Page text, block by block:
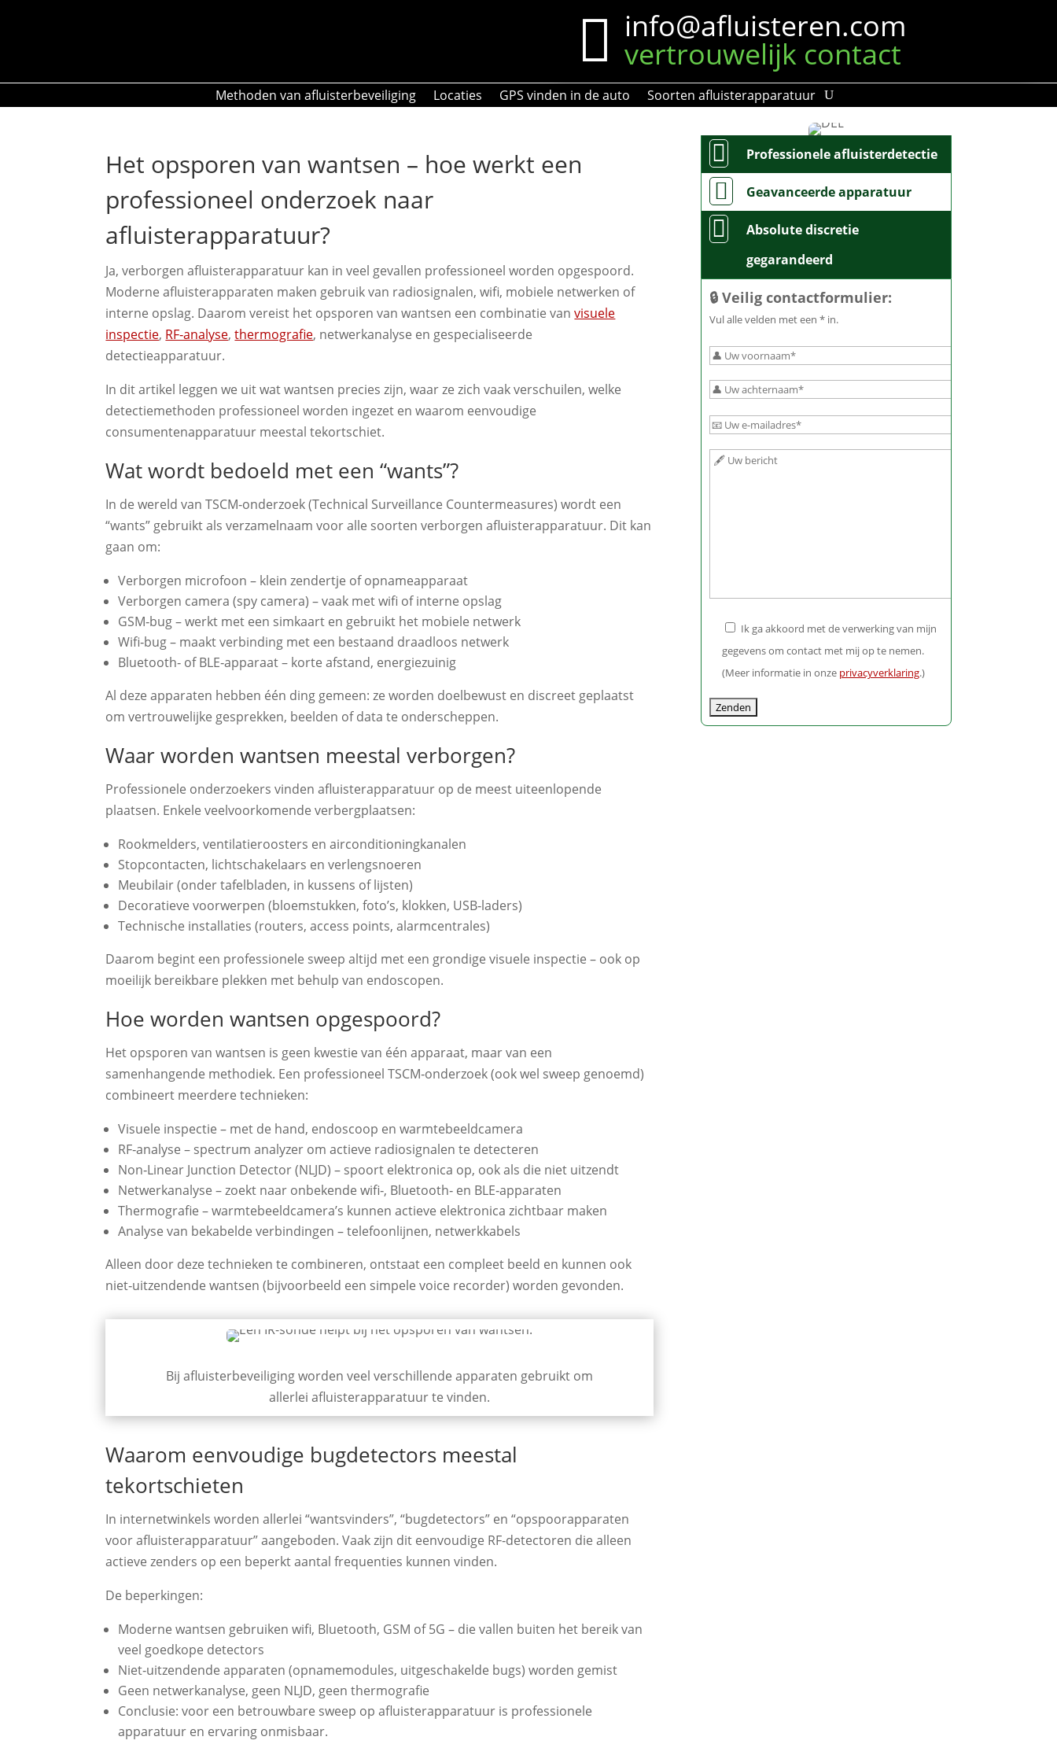
 info@afluisteren.com
vertrouwelijk contact
Methoden van afluisterbeveiliging Locaties GPS vinden in de auto Soorten afluisterapparatuur
Het opsporen van wantsen – hoe werkt een
professioneel onderzoek naar
afluisterapparatuur?
Ja, verborgen afluisterapparatuur kan in veel gevallen professioneel worden opgespoord.
Moderne afluisterapparaten maken gebruik van radiosignalen, wifi, mobiele netwerken of
interne opslag. Daarom vereist het opsporen van wantsen een combinatie vanvisuele
inspectie, RF‑analyse,thermografie, netwerkanalyse en gespecialiseerde
detectieapparatuur.
In dit artikel leggen we uit wat wantsen precies zijn, waar ze zich vaak verschuilen, welke
detectiemethoden professioneel worden ingezet en waarom eenvoudige
consumentenapparatuur meestal tekortschiet.
Wat wordt bedoeld met een “wants”?
In de wereld van TSCM‑onderzoek (Technical Surveillance Countermeasures) wordt een
“wants” gebruikt als verzamelnaam voor alle soorten verborgen afluisterapparatuur. Dit kan
gaan om:
Verborgen microfoon – klein zendertje of opnameapparaat
Verborgen camera (spy camera) – vaak met wifi of interne opslag
GSM‑bug – werkt met een simkaart en gebruikt het mobiele netwerk
Wifi‑bug – maakt verbinding met een bestaand draadloos netwerk
Bluetooth‑ of BLE‑apparaat – korte afstand, energiezuinig
Al deze apparaten hebben één ding gemeen: ze worden doelbewust en discreet geplaatst
om vertrouwelijke gesprekken, beelden of data te onderscheppen.
Waar worden wantsen meestal verborgen?
Professionele onderzoekers vinden afluisterapparatuur op de meest uiteenlopende
plaatsen. Enkele veelvoorkomende verbergplaatsen:
Rookmelders, ventilatieroosters en airconditioningkanalen
Stopcontacten, lichtschakelaars en verlengsnoeren
Meubilair (onder tafelbladen, in kussens of lijsten)
Decoratieve voorwerpen (bloemstukken, foto’s, klokken, USB‑laders)
Technische installaties (routers, access points, alarmcentrales)
Daarom begint een professionele sweep altijd met een grondige visuele inspectie – ook op
moeilijk bereikbare plekken met behulp van endoscopen.
Hoe worden wantsen opgespoord?
Het opsporen van wantsen is geen kwestie van één apparaat, maar van een
samenhangende methodiek. Een professioneel TSCM‑onderzoek (ook wel sweep genoemd)
combineert meerdere technieken:
Visuele inspectie – met de hand, endoscoop en warmtebeeldcamera
RF‑analyse – spectrum analyzer om actieve radiosignalen te detecteren
Non‑Linear Junction Detector (NLJD) – spoort elektronica op, ook als die niet uitzendt
Netwerkanalyse – zoekt naar onbekende wifi‑, Bluetooth‑ en BLE‑apparaten
Thermografie – warmtebeeldcamera’s kunnen actieve elektronica zichtbaar maken
Analyse van bekabelde verbindingen – telefoonlijnen, netwerkkabels
Alleen door deze technieken te combineren, ontstaat een compleet beeld en kunnen ook
niet‑uitzendende wantsen (bijvoorbeeld een simpele voice recorder) worden gevonden.
Bij afluisterbeveiliging worden veel verschillende apparaten gebruikt om
allerlei afluisterapparatuur te vinden.
Waarom eenvoudige bugdetectors meestal
tekortschieten
In internetwinkels worden allerlei “wantsvinders”, “bugdetectors” en “opspoorapparaten
voor afluisterapparatuur” aangeboden. Vaak zijn dit eenvoudige RF‑detectoren die alleen
actieve zenders op een beperkt aantal frequenties kunnen vinden.
De beperkingen:
Moderne wantsen gebruiken wifi, Bluetooth, GSM of 5G – die vallen buiten het bereik van
veel goedkope detectors
Niet‑uitzendende apparaten (opnamemodules, uitgeschakelde bugs) worden gemist
Geen netwerkanalyse, geen NLJD, geen thermografie
Conclusie: voor een betrouwbare sweep op afluisterapparatuur is professionele
apparatuur en ervaring onmisbaar.
 Professionele afluisterdetectie
 Geavanceerde apparatuur

Absolute discretie
gegarandeerd
🔒 Veilig contactformulier:
Vul alle velden met een * in.
Bitte
dieses
Feld
leer.
Bitte
dieses
Bitte
Ik ga akkoord met de verwerking van mijn
gegevens om contact met mij op te nemen.
(Meer informatie in onze privacyverklaring.)